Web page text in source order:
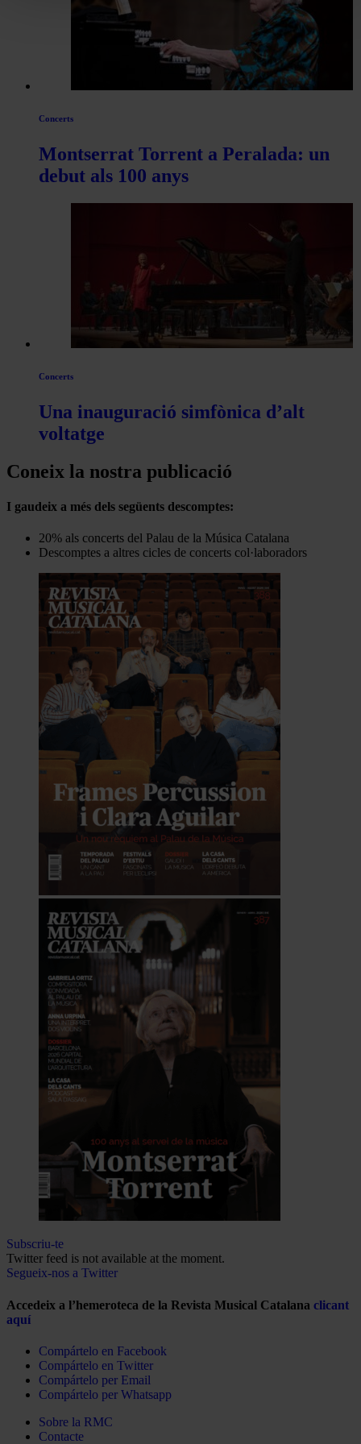
Concerts
Montserrat Torrent a Peralada: un
debut als 100 anys
Concerts
Una inauguració simfònica d’alt
voltatge
Coneix la nostra publicació
I gaudeix a més dels següents descomptes:
20% als concerts del Palau de la Música Catalana
Descomptes a altres cicles de concerts col·laboradors
Subscriu-te
Twitter feed is not available at the moment.
Segueix-nos a Twitter
Accedeix a l’hemeroteca de la Revista Musical Catalana clicant
aquí
Compártelo en Facebook
Compártelo en Twitter
Compártelo per Email
Compártelo per Whatsapp
Sobre la RMC
Contacte